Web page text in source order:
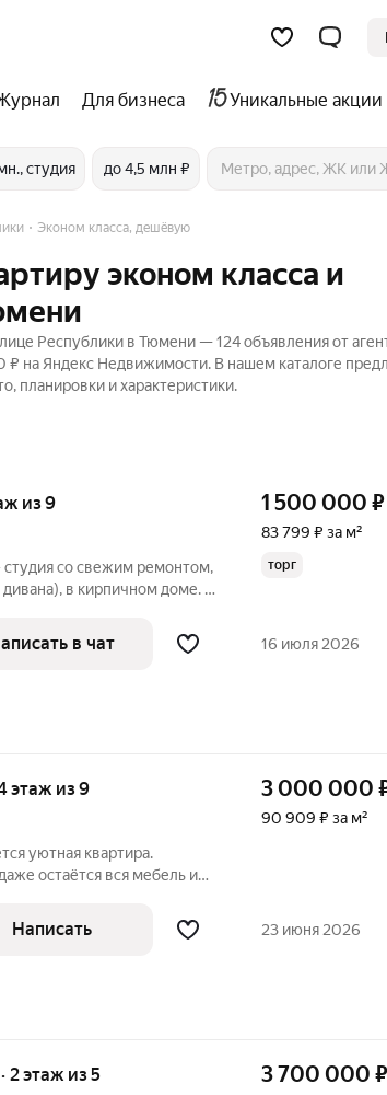
Для бизнеса Уникальные акции
студия до 4,5 млн ₽
Эконом класса, дешёвую
эконом класса и
Республики в Тюмени — 124 объявления от
на Яндекс Недвижимости. В нашем каталоге
планировки и характеристики.
из 9
студия со свежим ремонтом,
в кирпичном доме. В
остановка в 2минутах в
1 500 000 ₽
83 799 ₽ за м²
торг
в чат 16 июля 2026
этаж из 9
уютная квартира.
остаётся вся мебель и
отличается развитой
3 000 000
90 909 ₽ за м²
Написать 23 июня 2026
2 этаж из 5 3 700 000 ₽